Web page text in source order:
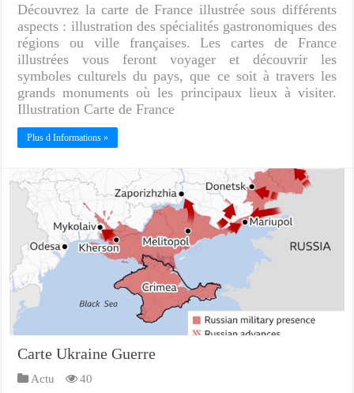
Découvrez la carte de France illustrée sous différents
aspects : illustration des spécialités gastronomiques des
régions ou ville françaises. Les cartes de France
illustrées vous feront voyager et découvrir les
symboles culturels du pays, que ce soit à travers les
grands monuments où les principaux lieux à visiter.
Illustration Carte de France
Plus d Informations »
Carte Ukraine Guerre
Actu 40